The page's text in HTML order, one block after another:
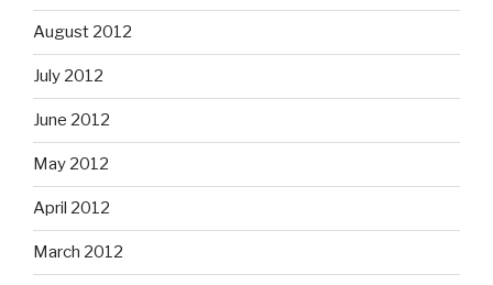
August 2012
July 2012
June 2012
May 2012
April 2012
March 2012